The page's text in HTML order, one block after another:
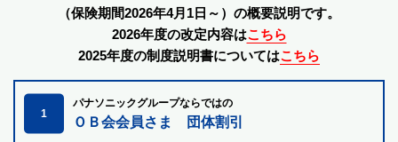
（保険期間2026年4月1日～）の概要説明です。
2026年度の改定内容はこちら
2025年度の制度説明書についてはこちら
1
パナソニックグループならではの
ＯＢ会会員さま 団体割引